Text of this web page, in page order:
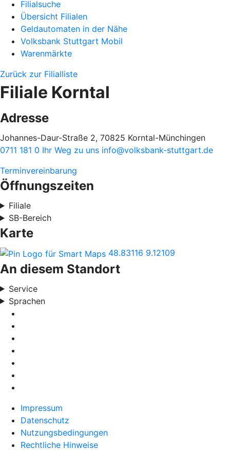
Filialsuche
Übersicht Filialen
Geldautomaten in der Nähe
Volksbank Stuttgart Mobil
Warenmärkte
Zurück zur Filialliste
Filiale Korntal
Adresse
Johannes-Daur-Straße 2, 70825 Korntal-Münchingen
0711 181 0 Ihr Weg zu uns info@volksbank-stuttgart.de
Terminvereinbarung
Öffnungszeiten
Filiale
SB-Bereich
Karte
48.83116 9.12109
An diesem Standort
Service
Sprachen
Impressum
Datenschutz
Nutzungsbedingungen
Rechtliche Hinweise